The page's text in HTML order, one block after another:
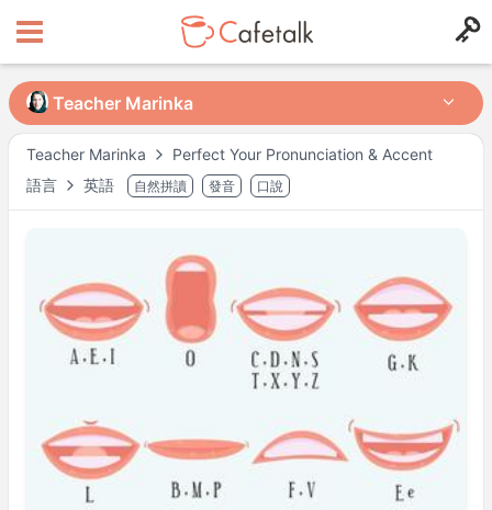
Teacher Marinka
Perfect Your Pronunciation & Accent
語言
英語 自然拼讀 發音 口說
Teacher Marinka
Teacher Marinka
來自 住在
8 10
週一 15:00 –
20:00
週一
22:00 –
23:00
週二
07:00
週二
–
20:00
23:00
週三
15:00 –
20:00
週三
22:00 –
23:00
週四
04:00
07:00